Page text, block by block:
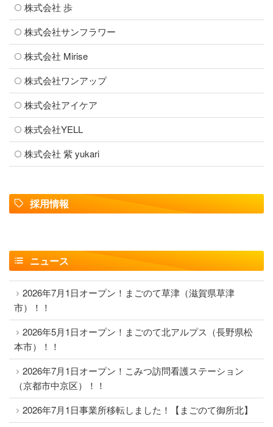
株式会社 歩
株式会社サンフラワー
株式会社 Mirise
株式会社ワンアップ
株式会社アイケア
株式会社YELL
株式会社 紫 yukari
採用情報
ニュース
2026年7月1日オープン！まごのて草津（滋賀県草津
市）！！
2026年5月1日オープン！まごのて北アルプス（長野県松
本市）！！
2026年7月1日オープン！こみつ訪問看護ステーション
（京都市中京区）！！
2026年7月1日事業所移転しました！【まごのて御所北】